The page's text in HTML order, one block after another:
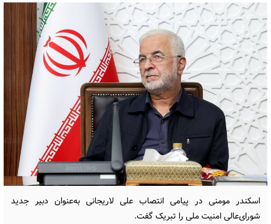
اسکندر مومنی در پیامی انتصاب علی لاریجانی به‌عنوان دبیر جدید
شورای‌عالی امنیت ملی را تبریک گفت.